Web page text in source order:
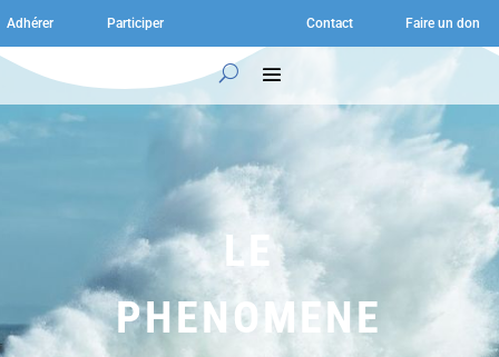
Adhérer Participer Contact Faire un don
LE
PHENOMENE